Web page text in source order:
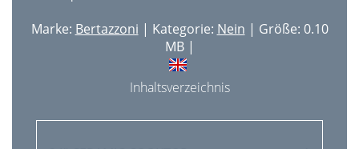
Marke: Bertazzoni | Kategorie: Nein | Größe: 0.10
MB |
Inhaltsverzeichnis